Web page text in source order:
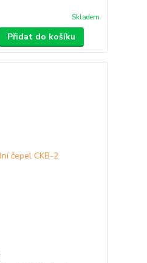
Skladem
Přidat do košíku